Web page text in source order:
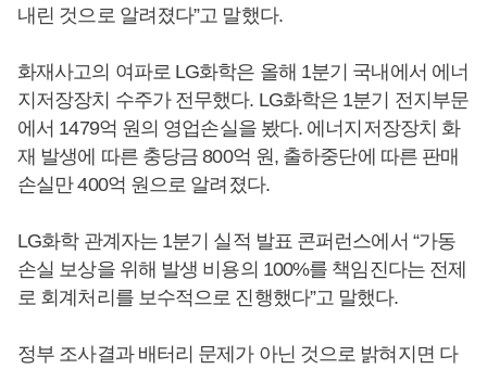
내린 것으로 알려졌다”고 말했다.
화재사고의 여파로 LG화학은 올해 1분기 국내에서 에너
지저장장치 수주가 전무했다. LG화학은 1분기 전지부문
에서 1479억 원의 영업손실을 봤다. 에너지저장장치 화
재 발생에 따른 충당금 800억 원, 출하중단에 따른 판매
손실만 400억 원으로 알려졌다.
LG화학 관계자는 1분기 실적 발표 콘퍼런스에서 “가동
손실 보상을 위해 발생 비용의 100%를 책임진다는 전제
로 회계처리를 보수적으로 진행했다”고 말했다.
정부 조사결과 배터리 문제가 아닌 것으로 밝혀지면 다